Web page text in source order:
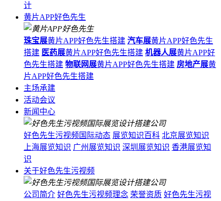
计
黄片APP好色先生
珠宝展黄片APP好色先生搭建 汽车展黄片APP好色先生
搭建 医药展黄片APP好色先生搭建 机器人展黄片APP好
色先生搭建 物联网展黄片APP好色先生搭建 房地产展黄
片APP好色先生搭建
主场承建
活动会议
新闻中心
好色先生污视频国际动态 展览知识百科 北京展览知识
上海展览知识 广州展览知识 深圳展览知识 香港展览知
识
关于好色先生污视频
公司简介 好色先生污视频理念 荣誉资质 好色先生污视